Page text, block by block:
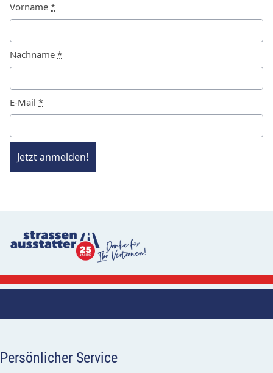
Vorname *
Nachname *
E-Mail *
Jetzt anmelden!
Persönlicher Service